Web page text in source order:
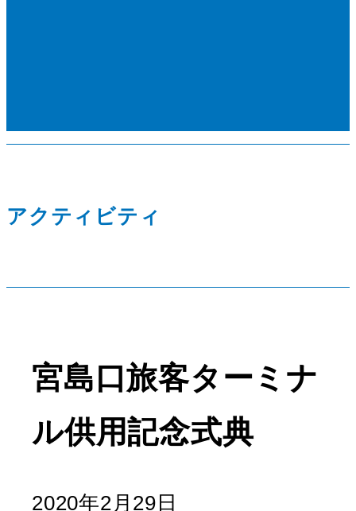
アクティビティ
宮島口旅客ターミナ
ル供用記念式典
2020年2月29日